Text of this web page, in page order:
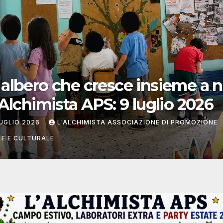
di creatività,
e sorrisi a L’Alchimista
2026 L'ALCHIMISTA ASSOCIAZIONE DI PROMOZIONE